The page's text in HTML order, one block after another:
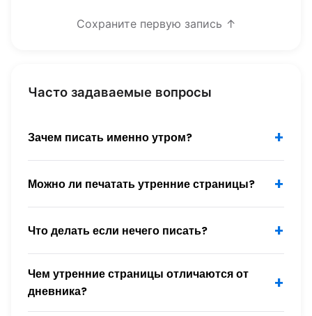
Сохраните первую запись ↑
Часто задаваемые вопросы
Зачем писать именно утром? +
Можно ли печатать утренние страницы? +
Что делать если нечего писать? +
Чем утренние страницы отличаются от
дневника?
+